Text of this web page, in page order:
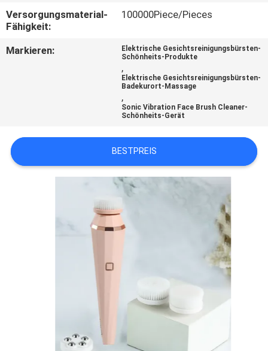
IN
VERBINDUNG
SITEMAP
Versorgungsmaterial-
Fähigkeit:
100000Piece/Pieces
Markieren:
Elektrische Gesichtsreinigungsbürsten-
Schönheits-Produkte
,
Elektrische Gesichtsreinigungsbürsten-
Badekurort-Massage
,
Sonic Vibration Face Brush Cleaner-
Schönheits-Gerät
BESTPREIS